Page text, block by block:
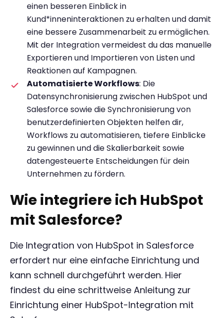
einen besseren Einblick in
Kund*inneninteraktionen zu erhalten und damit
eine bessere Zusammenarbeit zu ermöglichen.
Mit der Integration vermeidest du das manuelle
Exportieren und Importieren von Listen und
Reaktionen auf Kampagnen.
Automatisierte Workflows: Die
Datensynchronisierung zwischen HubSpot und
Salesforce sowie die Synchronisierung von
benutzerdefinierten Objekten helfen dir,
Workflows zu automatisieren, tiefere Einblicke
zu gewinnen und die Skalierbarkeit sowie
datengesteuerte Entscheidungen für dein
Unternehmen zu fördern.
Wie integriere ich HubSpot
mit Salesforce?
Die Integration von HubSpot in Salesforce
erfordert nur eine einfache Einrichtung und
kann schnell durchgeführt werden. Hier
findest du eine schrittweise Anleitung zur
Einrichtung einer HubSpot-Integration mit